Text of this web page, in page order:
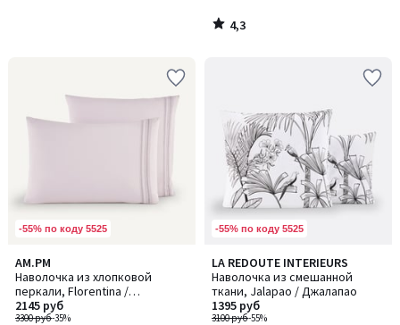
4,3
/
-55% по коду 5525
AM.PM
Наволочка из хлопковой
перкали, Florentina /
Флорентина
3300 руб-35%
2145 руб
3,7
/ 5
-55% по коду 5525
LA REDOUTE INTERIEURS
Наволочка из смешанной
ткани, Jalapao / Джалапао
3100 руб-55%
1395 руб